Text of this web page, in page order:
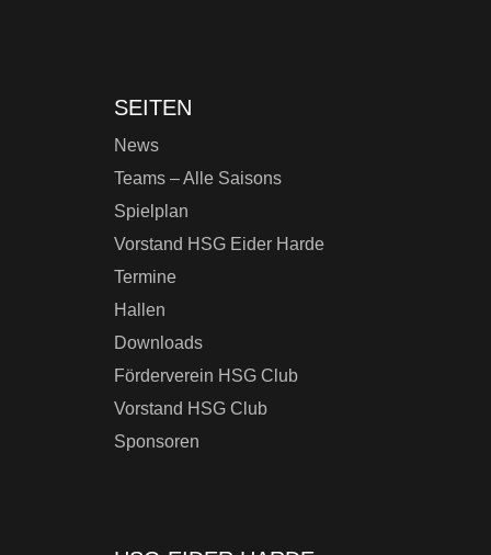
SEITEN
News
Teams – Alle Saisons
Spielplan
Vorstand HSG Eider Harde
Termine
Hallen
Downloads
Förderverein HSG Club
Vorstand HSG Club
Sponsoren